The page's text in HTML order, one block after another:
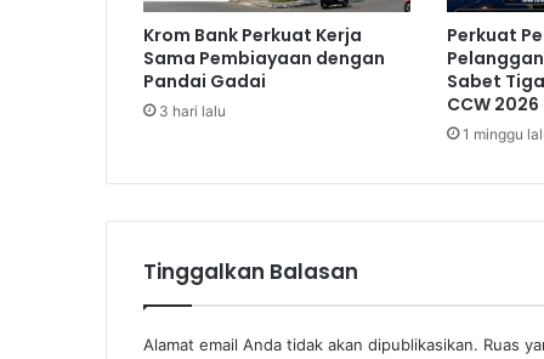
Krom Bank Perkuat Kerja
Sama Pembiayaan dengan
Pandai Gadai
3 hari lalu
Perkuat
Sabet
CCW 2026
1 minggu
Tinggalkan Balasan
Alamat email Anda tidak akan dipublikasikan. Ruas